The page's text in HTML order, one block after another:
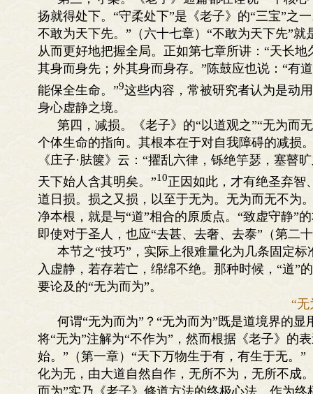
扬就得处下。“守柔处下”是《老子》的“三宝”之
不敢为天下先。”（六十七章）“不敢为天下先”
从而更好地把握全局。正如第七章所讲：“天长
其身而身先；外其身而身存。”陈鼓应也说：“有
能保全生命。”9这些内容，常被研究者认为是动
身心虚静之境。
第四，减损。《老子》的“以道观之”“无为而
个体生命的指向。其根本在于对自我障碍的减损
《庄子·胠箧》云：“擢乱六律，铄绝竽瑟，塞
天下始人含其明矣。”10正因如此，才有绝圣弃智
道日损。损之又损，以至于无为。无为而无不为
净本根，就是与“道”相合的原质点。“致虚守静”
即使对于圣人，也应“去甚、去奢、去泰”（第二
本节之“技巧”，实际上很难量化为几条固定
入虚静，若存若亡，绵绵不绝。那种时候，“道”
要论及的“无为而为”。
“
何谓“无为而为”？“无为而为”既是道境界的
将“无为”注解为“不作为”，然而根据《老子》的
始。”（第一章）“天下万物生于有，有生于无。”
化为无，由大道自然自作，无所不为，无所不成
而为”实乃《老子》修道方法的终极心法。作为